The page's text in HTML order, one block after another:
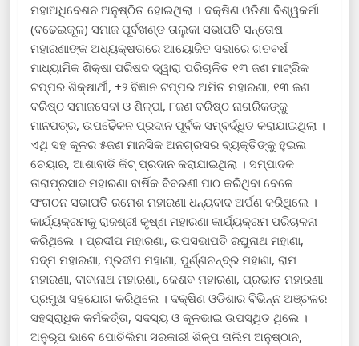
ମହାଅଧିବେଶନ ଅନୁଷ୍ଠିତ ହୋଇଥିଲା । ଦକ୍ଷିଣ ଓଡିଶା ବିଶ୍ୱକର୍ମା
(ବଢେଇକୂଳ) ସମାଜ ପୂର୍ବଖଣ୍ଡ ତାଲୁକା ସଭାପତି ସନ୍ତୋଷ
ମହାରଣାଙ୍କ ଅଧ୍ୟକ୍ଷତାରେ ଆୟୋଜିତ ସଭାରେ ଗତବର୍ଷ
ମାଧ୍ୟାମିକ ଶିକ୍ଷା ପରିଷଦ ଦ୍ୱାରା ପରିଚାଳିତ ୧୩ ଜଣ ମାଟ୍ରିକ
ଟପ୍ପର ଶିକ୍ଷାର୍ଥୀ, +୨ ବିଜ୍ଞାନ ଟପ୍ପର ଅମିତ ମହାରଣା, ୧୩ ଜଣ
ବରିଷ୍ଠ ସମାଜସେବୀ ଓ ଶିଳ୍ପୀ, ୮ଜଣ ବରିଷ୍ଠ ନାଗରିକଙ୍କୁ
ମାନପତ୍ର, ଉପଢୈକନ ପ୍ରଦାନ ପୂର୍ବକ ସମ୍ବର୍ଦ୍ଧିତ କରାଯାଇଥିଲା ।
ଏଥି ସହ କୂଳର ୫ଜଣ ମାନସିକ ଅନଗ୍ରସର ବ୍ୟକ୍ତିଙ୍କୁ ହୁଇଲ
ଚେୟାର, ଆଶାବାଡି କିଟ୍ ପ୍ରଦାନ କରାଯାଇଥିଲା । ସମ୍ପାଦକ
ତାରାପ୍ରସାଦ ମହାରଣା ବାର୍ଷିକ ବିବରଣୀ ପାଠ କରିଥିବା ବେଳେ
ସଂଗଠନ ସଭାପତି ରମେଶ ମହାରଣା ଧନ୍ୟବାଦ ଅର୍ପଣ କରିଥିଲେ ।
କାର୍ଯ୍ୟକ୍ରମକୁ ରାଜଶ୍ରୀ କୃଷ୍ଣ ମହାରଣା କାର୍ଯ୍ୟକ୍ରମ ପରିଚାଳନା
କରିଥିଲେ । ପ୍ରଦୀପ ମହାରଣା, ଉପସଭାପତି ରଘୁନାଥ ମହାଣା,
ପଦ୍ମ ମହାରଣା, ପ୍ରଦୀପ ମହାଣା, ପୁର୍ଣ୍ଣଚନ୍ଦ୍ର ମହାଣା, ରାମ
ମହାରଣା, ବାବାନାଥ ମହାରଣା, କେଶବ ମହାରଣା, ପ୍ରଭାତ ମହାରଣା
ପ୍ରମୁଖ ସହଯୋଗ କରିଥିଲେ । ଦକ୍ଷିଣ ଓଡିଶାର ବିଭିନ୍ନ ଅଞ୍ଚଳର
ସହସ୍ରାଧିକ କର୍ମକର୍ତ୍ତା, ସଦସ୍ୟ ଓ କୂଳଭାଇ ଉପସ୍ଥିତ ଥିଲେ ।
ଅନୁରୂପ ଭାବେ ପୋଚିଲିମା ସରକାରୀ ଶିଳ୍ପ ତାଲିମ ଅନୁଷ୍ଠାନ,